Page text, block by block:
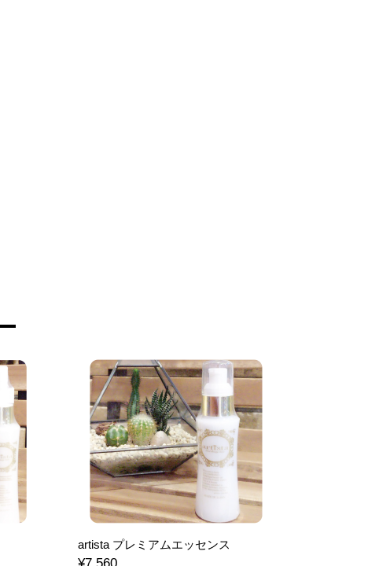
artista プレミアムエッセンス